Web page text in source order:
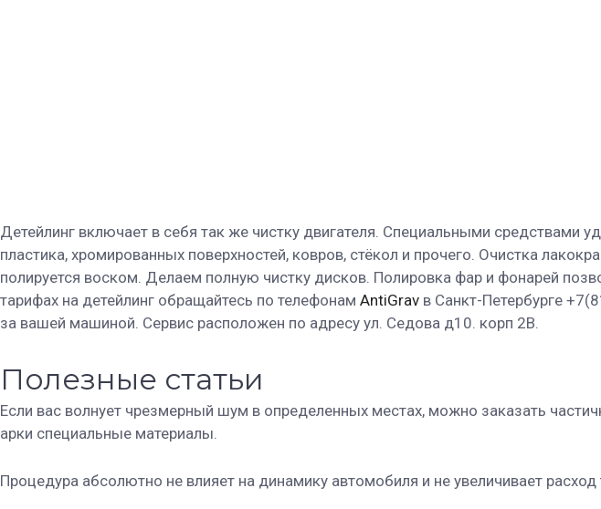
Детейлинг включает в себя так же чистку двигателя. Специальными средствами
пластика, хромированных поверхностей, ковров, стёкол и прочего. Очистка
полируется воском. Делаем полную чистку дисков. Полировка фар и фонарей
тарифах на детейлинг обращайтесь по телефонам AntiGrav в Санкт-Петербурге
за вашей машиной. Сервис расположен по адресу ул. Седова д10. корп 2В.
Полезные статьи
Если вас волнует чрезмерный шум в определенных местах, можно заказать
арки специальные материалы.
Процедура абсолютно не влияет на динамику автомобиля и не увеличивает